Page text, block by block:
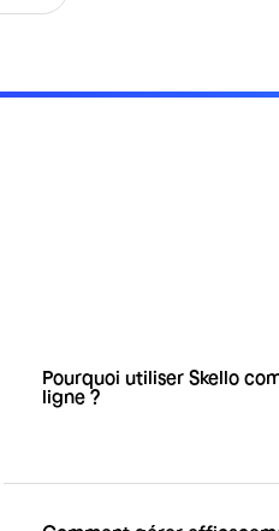
Pourquoi utiliser Skello
ligne ?
différentes fonctionnalités